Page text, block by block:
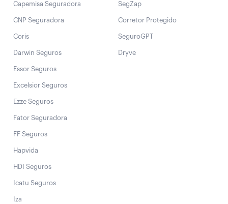
Capemisa Seguradora
CNP Seguradora
Coris
Darwin Seguros
Essor Seguros
Excelsior Seguros
Ezze Seguros
Fator Seguradora
FF Seguros
Hapvida
HDI Seguros
Icatu Seguros
Iza
SegZap
Corretor Protegido
SeguroGPT
Dryve